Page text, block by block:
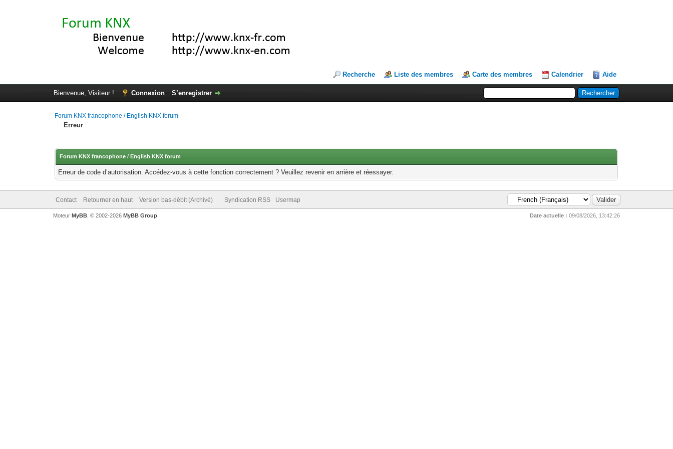
Recherche Liste des membres Carte des membres Calendrier Aide
Bienvenue, Visiteur ! Connexion S’enregistrer
Forum KNX francophone / English KNX forum
Erreur
Forum KNX francophone / English KNX forum
Erreur de code d’autorisation. Accédez-vous à cette fonction correctement ? Veuillez revenir en arrière et réessayer.
Contact Retourner en haut Version bas-débit (Archivé) Syndication RSS Usermap
Date actuelle : 09/08/2026, 13:42:26
Moteur MyBB, © 2002-2026 MyBB Group.